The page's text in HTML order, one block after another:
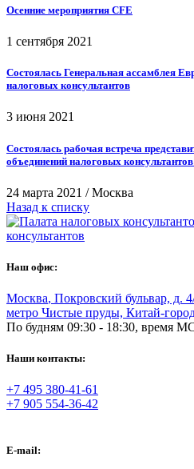
Осенние мероприятия CFE
1 сентября 2021
Состоялась Генеральная ассамблея
налоговых консультантов
3 июня 2021
Состоялась рабочая встреча
объединений налоговых
24 марта 2021 /Москва
Назад к списку
консультантов
Наш офис:
Москва, Покровский бульвар, д.
метро Чистые пруды, Китай-
По будням 09:30 - 18:30, время
Наши контакты:
+7 495 380-41-61
+7 905 554-36-42
E-mail: